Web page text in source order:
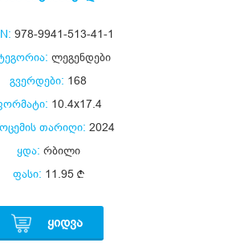
978-9941-513-41-1
ლეგენდები
გვერდები: 168
10.4x17.4
თარიღი: 2024
ყდა: რბილი
ფასი: 11.95
ᲧᲘᲓᲕᲐ